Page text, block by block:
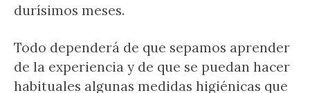
durísimos meses.
Todo dependerá de que sepamos aprender
de la experiencia y de que se puedan hacer
habituales algunas medidas higiénicas que